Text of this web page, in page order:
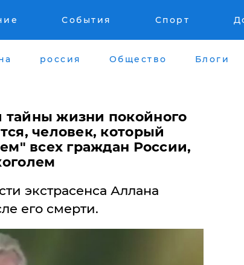
События Спорт
россия Общество Блоги
жизни покойного
человек, который
всех граждан России,
экстрасенса Аллана
его смерти.